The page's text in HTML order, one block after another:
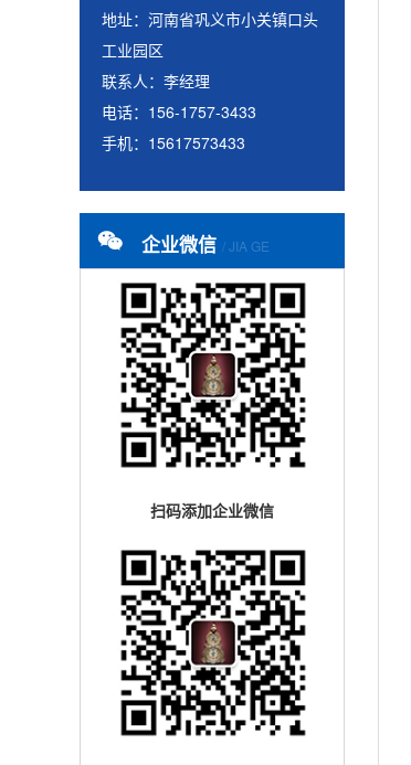
地址：河南省巩义市小关镇口头
工业园区
联系人：李经理
电话：156-1757-3433
手机：15617573433
企业微信 / JIA GE
扫码添加企业微信